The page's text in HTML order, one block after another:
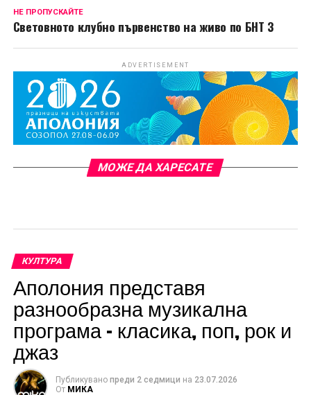
НЕ ПРОПУСКАЙТЕ
Световното клубно първенство на живо по БНТ 3
ADVERTISEMENT
МОЖЕ ДА ХАРЕСАТЕ
КУЛТУРА
Аполония представя
разнообразна музикална
програма – класика, поп, рок и
джаз
Публикувано преди 2 седмици на 23.07.2026
От МИКА